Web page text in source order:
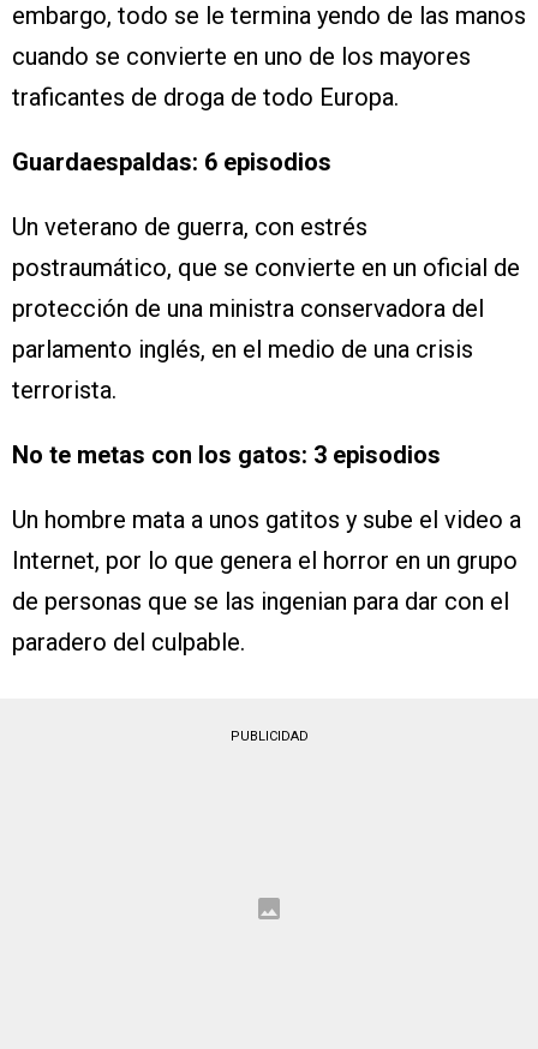
embargo, todo se le termina yendo de las manos
cuando se convierte en uno de los mayores
traficantes de droga de todo Europa.
Guardaespaldas: 6 episodios
Un veterano de guerra, con estrés
postraumático, que se convierte en un oficial de
protección de una ministra conservadora del
parlamento inglés, en el medio de una crisis
terrorista.
No te metas con los gatos: 3 episodios
Un hombre mata a unos gatitos y sube el video a
Internet, por lo que genera el horror en un grupo
de personas que se las ingenian para dar con el
paradero del culpable.
PUBLICIDAD